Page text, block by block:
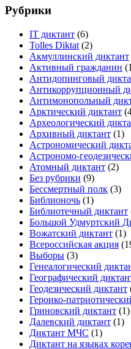
Рубрики
IT диктант (6)
Tolles Diktat (2)
Акмуллинский диктант
Активный гражданин
Антидопинговый
Антикоррупционный
Антимонопольный
Арктический диктант
Археологический
Архивный диктант (1)
Астрономический
Астрономо-
Атомный диктант (2)
Без рубрики (9)
Бессмертный полк (3)
Библионочь (1)
Библиотечный диктант
Большой Удмуртский
Вожатский диктант (1)
Всероссийская акция
Выборы (3)
Генеалогический
Географический
Геодезический диктант
Героико-
Гриновский диктант (1)
Далевский диктант (1)
Диктант МЧС (1)
Диктант на языках